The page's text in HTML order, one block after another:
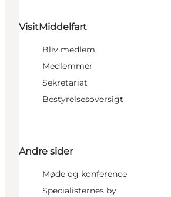
VisitMiddelfart
Bliv medlem
Medlemmer
Sekretariat
Bestyrelsesoversigt
Andre sider
Møde og konference
Specialisternes by